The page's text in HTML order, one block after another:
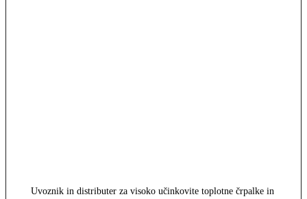
Uvoznik in distributer za visoko učinkovite toplotne črpalke in